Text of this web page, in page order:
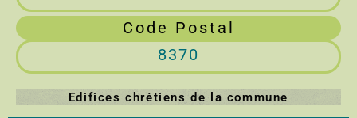
Code Postal
8370
Edifices chrétiens de la commune